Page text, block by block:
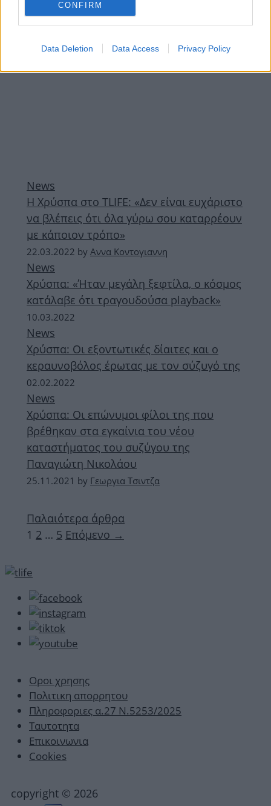
CONFIRM
Data Deletion Data Access Privacy Policy
ΔΙΑΦΗΜΙΣΗ
News
Η Χρύσπα στο TLIFE: «Δεν είναι ευχάριστο
να βλέπεις ότι όλα γύρω σου καταρρέουν
με κάποιον τρόπο»
22.03.2022 by Αννα Κοντογιαννη
News
Χρύσπα: «Ήταν μεγάλη ξεφτίλα, ο κόσμος
κατάλαβε ότι τραγουδούσα playback»
10.03.2022
News
Χρύσπα: Οι εξοντωτικές δίαιτες και ο
κεραυνοβόλος έρωτας με τον σύζυγό της
02.02.2022
News
Χρύσπα: Οι επώνυμοι φίλοι της που
βρέθηκαν στα εγκαίνια του νέου
καταστήματος του συζύγου της
Παναγιώτη Νικολάου
25.11.2021 by Γεωργια Τσιντζα
Παλαιότερα άρθρα
Σελίδα
1 Σελίδα
2 … Σελίδα
5 Επόμενο →
Οροι χρησης
Πολιτικη απορρητου
Πληροφοριες α.27 Ν.5253/2025
Ταυτοτητα
Επικοινωνια
Cookies
copyright © 2026